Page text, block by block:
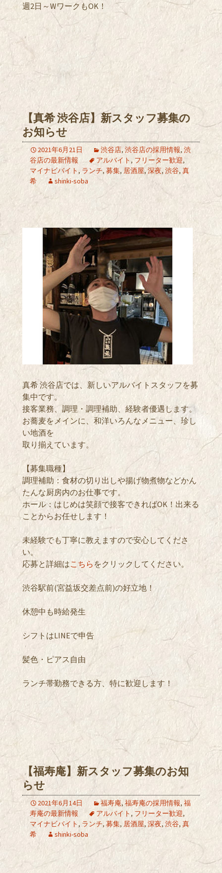
週2日～WワークもOK！
【真希 渋谷店】新スタッフ募集の
お知らせ
2021年6月21日 渋谷店, 渋谷店の採用情報, 渋
谷店の最新情報
アルバイト ,フリーター歓迎,
マイナビバイト , ランチ, 募集, 居酒屋,深夜, 渋谷, 真
希
shinki-soba
真希 渋谷店では、新しいアルバイトスタッフを募
集中です。
接客業務、調理・調理補助、経験者優遇します。
お蕎麦をメインに、和洋いろんなメニュー、珍し
い地酒を
取り揃えています。
【募集職種】
調理補助：食材の切り出しや揚げ物煮物などかん
たんな厨房内のお仕事です。
ホール：はじめは笑顔で接客できればOK！出来る
ことからお任せします！
未経験でも丁寧に教えますので安心してくださ
い。
応募と詳細はこちら をクリックしてください。
渋谷駅前(宮益坂交差点前)の好立地！
休憩中も時給発生
シフトはLINEで申告
髪色・ピアス自由
ランチ帯勤務できる方、特に歓迎します！
【福寿庵】新スタッフ募集のお知
らせ
2021年6月14日 福寿庵, 福寿庵の採用情報, 福
寿庵の最新情報
アルバイト , フリーター歓迎,
マイナビバイト , ランチ, 募集, 居酒屋, 深夜, 渋谷, 真
希
shinki-soba